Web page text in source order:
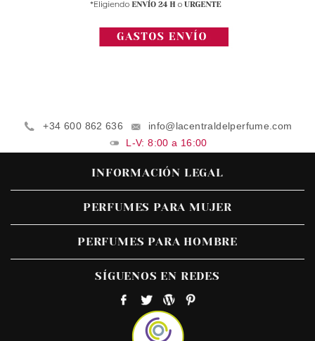
+34 600 862 636
info@lacentraldelperfume.com
L-V: 8:00 a 16:00
INFORMACIÓN LEGAL
PERFUMES PARA MUJER
PERFUMES PARA HOMBRE
SÍGUENOS EN REDES